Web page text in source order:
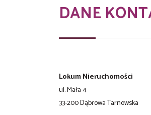
DANE
Lokum Nieruchomości
ul. Mała 4
33-200 Dąbrowa Tarnowska